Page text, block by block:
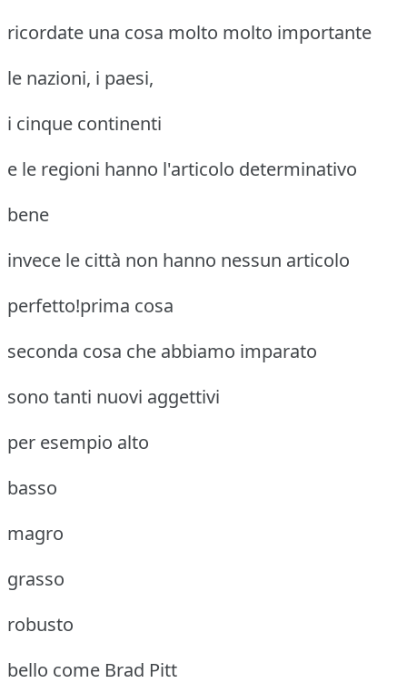
ricordate una cosa molto molto importante
le nazioni, i paesi,
i cinque continenti
e le regioni hanno l'articolo determinativo
bene
invece le città non hanno nessun articolo
perfetto!prima cosa
seconda cosa che abbiamo imparato
sono tanti nuovi aggettivi
per esempio alto
basso
magro
grasso
robusto
bello come Brad Pitt